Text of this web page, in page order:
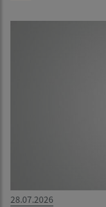
28.07.2026